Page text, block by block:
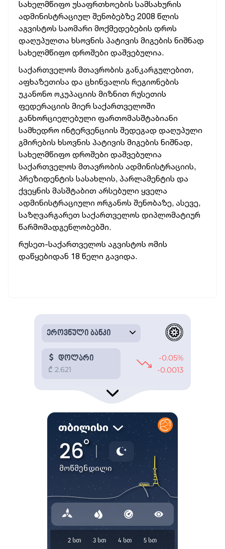
სახელმწიფო უსაფრთხოების სამსახურის
ადმინისტრაციულ შენობებზე 2008 წლის
აგვისტოს საომარი მოქმედებების დროს
დაღუპულთა ხსოვნის პატივის მიგების ნიშნად
სახელმწიფო დროშები დაშვებულია.
საქართველოს მთავრობის განკარგულებით,
აფხაზეთისა და ცხინვალის რეგიონების
უკანონო ოკუპაციის მიზნით რუსეთის
ფედერაციის მიერ საქართველოში
განხორციელებული ფართომასშტაბიანი
სამხედრო ინტერვენციის შედეგად დაღუპული
გმირების ხსოვნის პატივის მიგების ნიშნად,
სახელმწიფო დროშები დაშვებულია
საქართველოს მთავრობის ადმინისტრაციის,
პრეზიდენტის სასახლის, პარლამენტის და
ქვეყნის მასშტაბით არსებული ყველა
ადმინისტრაციული ორგანოს შენობაზე, ასევე,
საზღვარგარეთ საქართველოს დიპლომატიურ
წარმომადგენლობებში.
რუსეთ-საქართველოს აგვისტოს ომის
დაწყებიდან 18 წელი გავიდა.